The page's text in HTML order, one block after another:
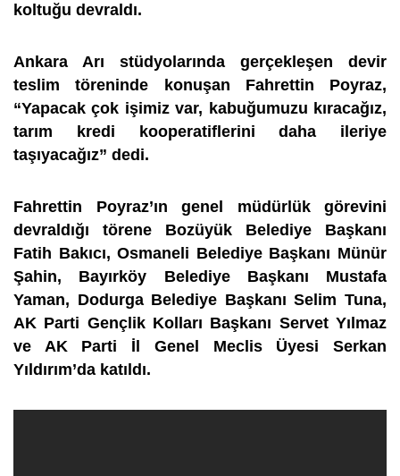
koltuğu devraldı.
Ankara Arı stüdyolarında gerçekleşen devir
teslim töreninde konuşan Fahrettin Poyraz,
“Yapacak çok işimiz var, kabuğumuzu kıracağız,
tarım kredi kooperatiflerini daha ileriye
taşıyacağız” dedi.
Fahrettin Poyraz’ın genel müdürlük görevini
devraldığı törene Bozüyük Belediye Başkanı
Fatih Bakıcı, Osmaneli Belediye Başkanı Münür
Şahin, Bayırköy Belediye Başkanı Mustafa
Yaman, Dodurga Belediye Başkanı Selim Tuna,
AK Parti Gençlik Kolları Başkanı Servet Yılmaz
ve AK Parti İl Genel Meclis Üyesi Serkan
Yıldırım’da katıldı.